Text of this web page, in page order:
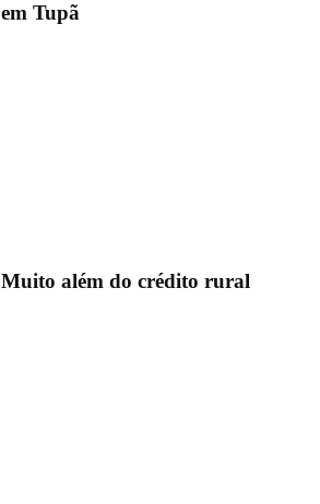
em Tupã
Muito além do crédito rural